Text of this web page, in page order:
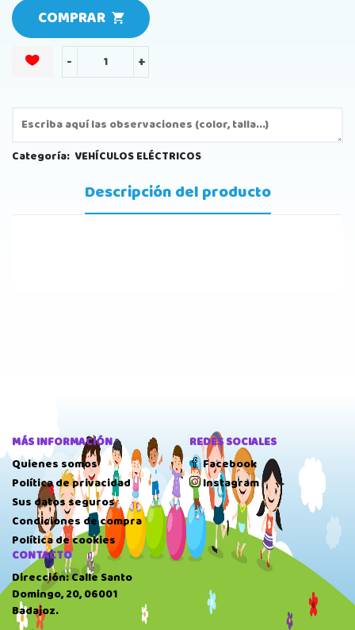
COMPRAR
- +
Categoría: VEHÍCULOS ELÉCTRICOS
Descripción del producto
MÁS INFORMACIÓN
Quienes somos
Política de privacidad
Sus datos seguros
Condiciones de compra
Política de cookies
REDES SOCIALES
Facebook
Instagram
CONTACTO
Dirección: Calle Santo
Domingo, 20, 06001
Badajoz.